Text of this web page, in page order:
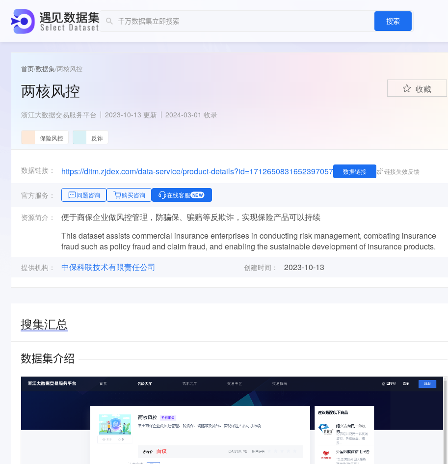
搜索
首页/数据集/两核风控
两核风控 收藏
浙江大数据交易服务平台 2023-10-13 更新 2024-03-01 收录
保险风控 反诈
数据链接： https://ditm.zjdex.com/data-service/product-details?id=1712650831652397057 数据链接 链接失效反馈
官方服务： 问题咨询 购买咨询 在线客服 NEW
资源简介：
便于商保企业做风控管理，防骗保、骗赔等反欺诈，实现保险产品可以持续
This dataset assists commercial insurance enterprises in conducting risk management, combating insurance
fraud such as policy fraud and claim fraud, and enabling the sustainable development of insurance products.
提供机构： 中保科联技术有限责任公司 创建时间： 2023-10-13
搜集汇总
数据集介绍